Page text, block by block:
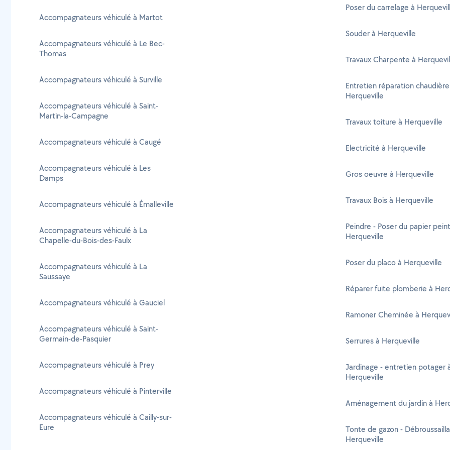
Accompagnateurs véhiculé à Martot
Accompagnateurs véhiculé à Le Bec-
Thomas
Accompagnateurs véhiculé à Surville
Accompagnateurs véhiculé à Saint-
Martin-la-Campagne
Accompagnateurs véhiculé à Caugé
Accompagnateurs véhiculé à Les
Damps
Accompagnateurs véhiculé à Émalleville
Accompagnateurs véhiculé à La
Chapelle-du-Bois-des-Faulx
Accompagnateurs véhiculé à La
Saussaye
Accompagnateurs véhiculé à Gauciel
Accompagnateurs véhiculé à Saint-
Germain-de-Pasquier
Accompagnateurs véhiculé à Prey
Accompagnateurs véhiculé à Pinterville
Accompagnateurs véhiculé à Cailly-sur-
Eure
Poser du carrelage à
Souder à Herqueville
Travaux Charpente à
Entretien réparation
Herqueville
Travaux toiture à Herqueville
Electricité à Herqueville
Gros oeuvre à Herqueville
Travaux Bois à Herqueville
Peindre - Poser du papier
Herqueville
Poser du placo à Herqueville
Réparer fuite plomberie à
Ramoner Cheminée à
Serrures à Herqueville
Jardinage - entretien potager
Herqueville
Aménagement du jardin à
Tonte de gazon -
Herqueville